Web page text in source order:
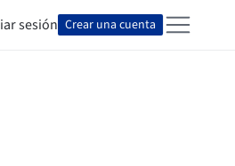
sesión Crear una cuenta